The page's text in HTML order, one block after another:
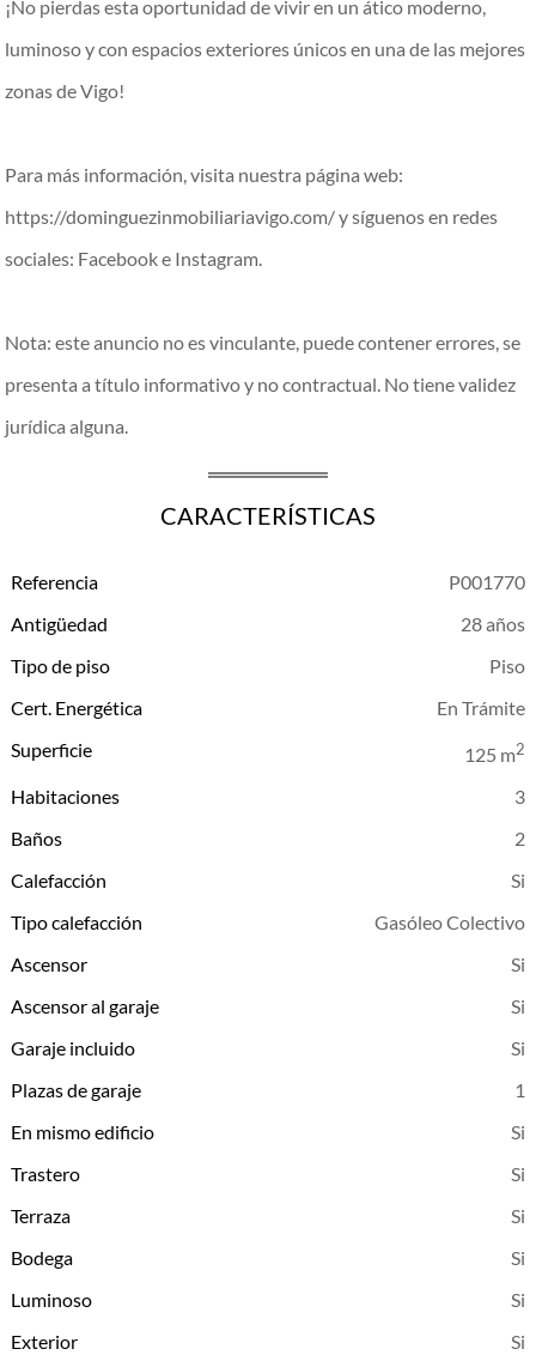
¡No pierdas esta oportunidad de vivir en un ático moderno,
luminoso y con espacios exteriores únicos en una de las mejores
zonas de Vigo!
Para más información, visita nuestra página web:
https://dominguezinmobiliariavigo.com/ y síguenos en redes
sociales: Facebook e Instagram.
Nota: este anuncio no es vinculante, puede contener errores, se
presenta a título informativo y no contractual. No tiene validez
jurídica alguna.
CARACTERÍSTICAS
Referencia
P001770
Antigüedad
28 años
Tipo de piso
Piso
Cert. Energética
En Trámite
Superficie
125 m2
Habitaciones
3
Baños
2
Calefacción
Tipo calefacción
Gasóleo Colectivo
Ascensor
Ascensor al garaje
Garaje incluido
Plazas de garaje
1
En mismo edificio
Trastero
Terraza
Bodega
Luminoso
Exterior